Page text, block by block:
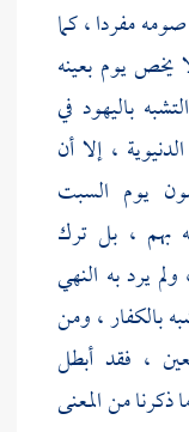
مفردا ، كما
يوم بعينه
باليهود في
، إلا أن
يوم السبت
بهم ، بل ترك
يرد به النهي
بالكفار ، ومن
، فقد أبطل
من المعنى